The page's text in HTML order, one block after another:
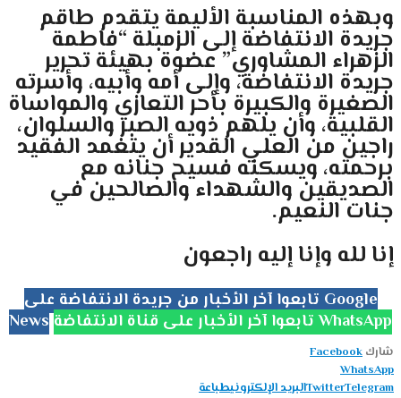
وبهذه المناسبة الأليمة يتقدم طاقم
جريدة الانتفاضة إلى الزمبلة “فاطمة
الزهراء المشاوري” عضوة بهيئة تحرير
جريدة الانتفاضة، وإلى أمه وأبيه، وأسرته
الصغيرة والكبيرة بأحر التعازي والمواساة
القلبية، وأن يلهم ذويه الصبر والسلوان،
راجين من العلي القدير أن يتغمد الفقيد
برحمته، ويسكنه فسيح جنانه مع
الصديقين والشهداء والصالحين في
جنات النعيم.
إنا لله وإنا إليه راجعون
تابعوا آخر الأخبار من جريدة الانتفاضة على Google
News
تابعوا آخر الأخبار على قناة الانتفاضة WhatsApp
شارك Facebook
WhatsApp
TwitterTelegram البريد الإلكترونيطباعة